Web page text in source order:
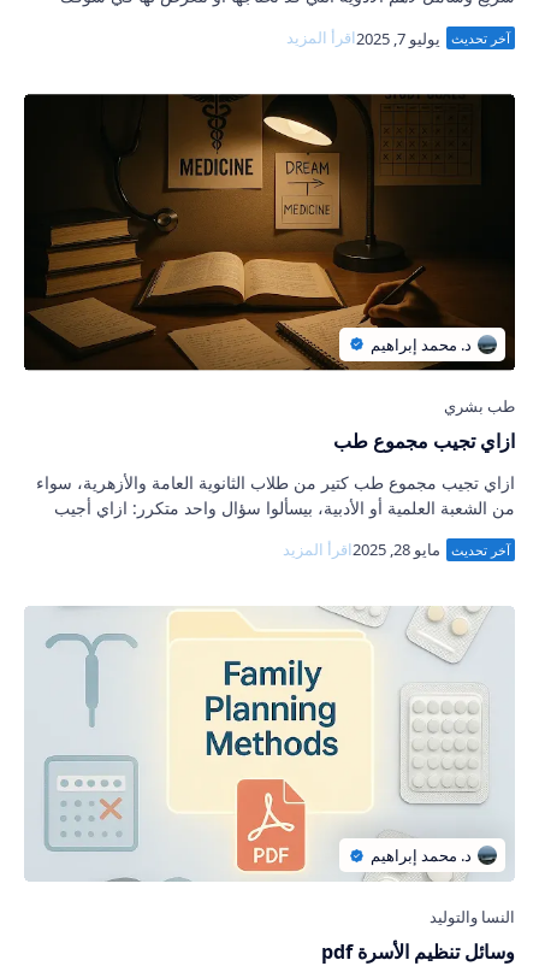
العملي، فإن ملزمة أدوية PDF…
ازاي تجيب مجموع طب
ازاي تجيب مجموع طب كتير من طلاب الثانوية العامة والأزهرية، سواء
من الشعبة العلمية أو الأدبية، بيسألوا سؤال واحد متكرر: ازاي أجيب
وسائل تنظيم الأسرة pdf